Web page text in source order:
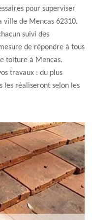
pour superviser
ville de Mencas 62310.
suivi des
de répondre à tous
toiture à Mencas.
travaux : du plus
les réaliseront selon les